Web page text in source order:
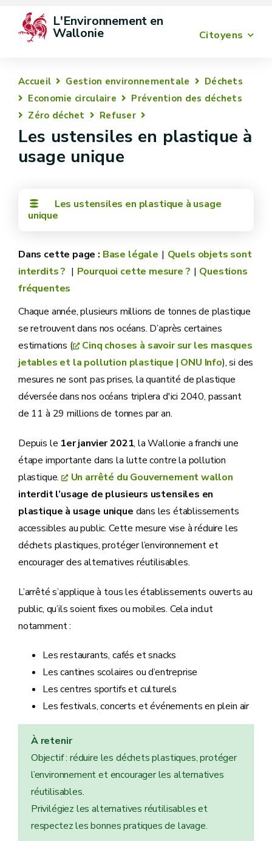
Citoyens
L'Environnement en
Wallonie
Accueil Gestion environnementale
Déchets
Economie circulaire
Prévention des déchets
Zéro déchet
Refuser
Les ustensiles en plastique à
usage unique
Les ustensiles en plastique à usage
unique
Base légale
Quels objets sont
interdits ?
Pourquoi cette mesure ?
Questions
fréquentes
Chaque année, plusieurs millions de tonnes de plastique
se retrouvent dans nos océans. D’après certaines
estimations (
Cinq choses à savoir sur les masques
jetables et la pollution plastique | ONU Info), si des
mesures ne sont pas prises, la quantité de plastique
déversée dans nos océans triplera d'ici 2040, passant
de 11 à 29 millions de tonnes par an.
Depuis le 1er janvier 2021, la Wallonie a franchi une
étape importante dans la lutte contre la pollution
plastique.
Un arrêté du Gouvernement wallon
interdit l’usage de plusieurs ustensiles en
plastique à usage unique dans les établissements
accessibles au public. Cette mesure vise à réduire les
déchets plastiques, protéger l’environnement et
encourager des alternatives réutilisables.
L’arrêté s’applique à tous les établissements ouverts au
public, qu’ils soient fixes ou mobiles. Cela inclut
notamment :
Les restaurants, cafés et snacks
Les cantines scolaires ou d’entreprise
Les centres sportifs et culturels
Les festivals, concerts et événements en plein air
À retenir
Objectif : réduire les déchets plastiques, protéger
l’environnement et encourager les alternatives
réutilisables.
Privilégiez les alternatives réutilisables et
respectez les bonnes pratiques de lavage.